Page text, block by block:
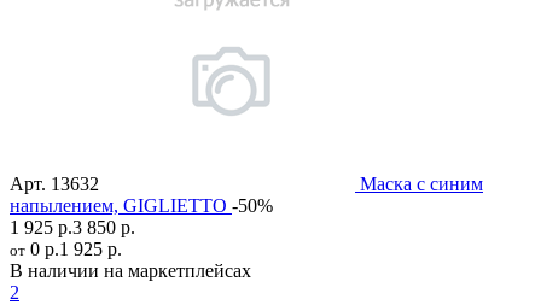
Арт. 13632
Маска с синим
напылением, GIGLIETTO -50%
1 925 р.3 850 р.
от 0 р.1 925 р.
В наличии на маркетплейсах
2